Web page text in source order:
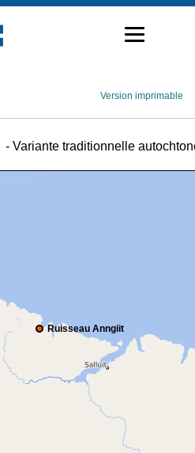
Version imprimable
- Variante traditionnelle
Ruisseau Anngiit